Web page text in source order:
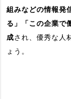
組みなどの情報発
る」「この企業で
成され、優秀な人
ょう。